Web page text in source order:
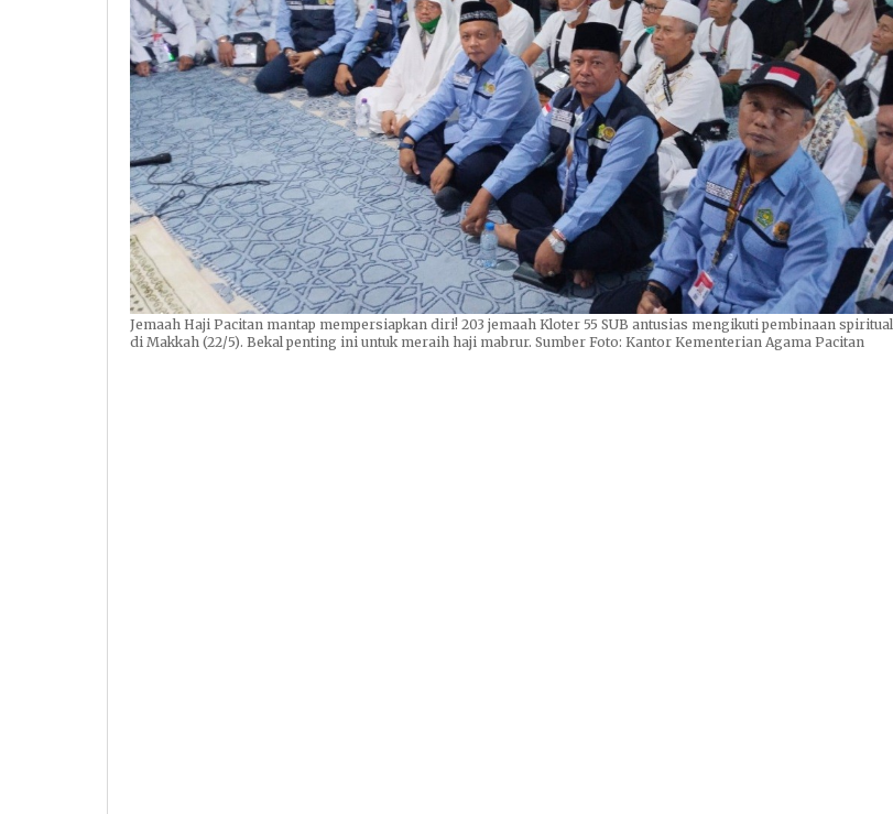
Jemaah Haji Pacitan mantap mempersiapkan diri! 203 jemaah Kloter 55 SUB antusias mengikuti pembinaan spiritual
di Makkah (22/5). Bekal penting ini untuk meraih haji mabrur. Sumber Foto: Kantor Kementerian Agama Pacitan